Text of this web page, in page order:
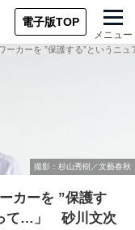
電子版TOP
メニュー
ーカーを ”保護する”という
カーを ”保護す
て…」 砂川文次